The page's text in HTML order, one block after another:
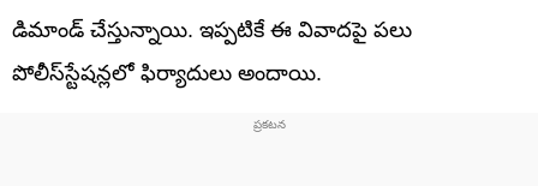
డిమాండ్ చేస్తున్నాయి. ఇప్పటికే ఈ వివాదపై పలు
పోలీస్‌స్టేషన్లలో ఫిర్యాదులు అందాయి.